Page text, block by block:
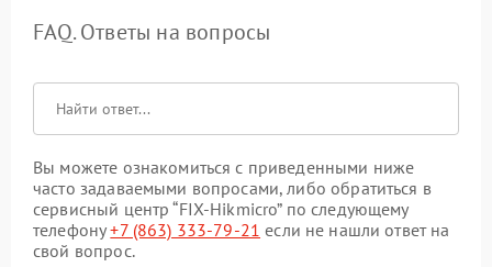
FAQ. Ответы на вопросы
Вы можете ознакомиться с приведенными ниже
часто задаваемыми вопросами, либо обратиться в
сервисный центр “FIX-Hikmicro” по следующему
телефону+7 (863) 333-79-21 если не нашли ответ на
свой вопрос.